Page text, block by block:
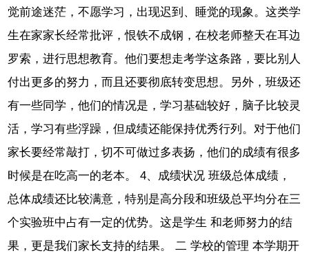
觉前途迷茫，不愿学习，出现迟到、睡觉的现象。这类学
生在家家长经常批评，恨铁不成钢，在校老师整天在耳边
罗索，进行思想教育。他们要想走考学这条路，要比别人
付出更多的努力，而且还要彻底转变思想。另外，班级还
有一些同学，他们的情况是，学习基础较好，脑子比较灵
活，学习有些浮躁，但成绩还能保持优秀行列。对于他们
家长要经常敲打，切不可做过多表扬，他们的成绩有很多
时候是在吃高一的老本。 4、成绩状况 班级总体成绩，
总体成绩还比较满意，特别是高分段和班级总平均分在三
个实验班中占有一定的优势。这是学生 和老师努力的结
果，更是我们家长支持的结果。 二 学校的管理 本学期开